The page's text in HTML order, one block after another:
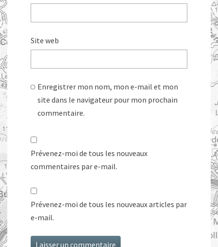
Site web
Enregistrer mon nom, mon e-mail et mon
site dans le navigateur pour mon prochain
commentaire.
Prévenez-moi de tous les nouveaux
commentaires par e-mail.
Prévenez-moi de tous les nouveaux articles par
e-mail.